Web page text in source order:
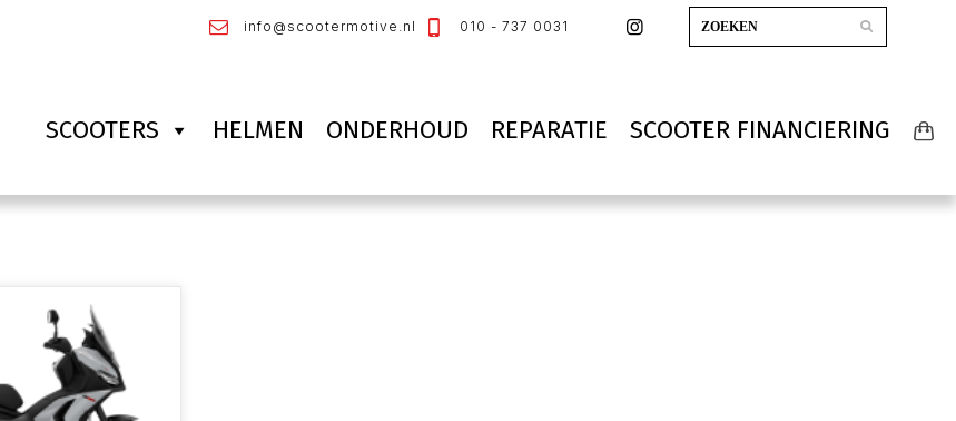
info@scootermotive.nl 010 - 737 0031
SCOOTERS HELMEN ONDERHOUD REPARATIE SCOOTER FINANCIERING